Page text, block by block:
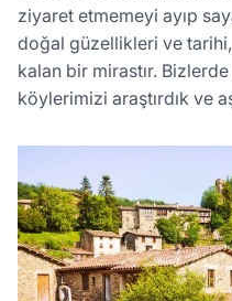
ziyaret etmemeyi ayıp
doğal güzellikleri ve
kalan bir mirastır.
köylerimizi araştırdık ve